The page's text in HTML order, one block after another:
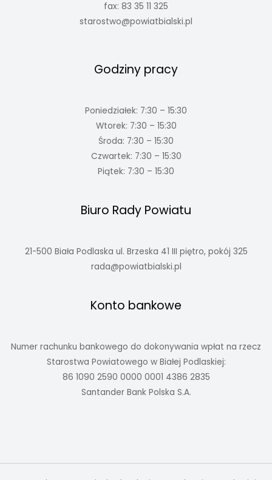
fax: 83 35 11 325
starostwo@powiatbialski.pl
Godziny pracy
Poniedziałek: 7:30 – 15:30
Wtorek: 7:30 – 15:30
Środa: 7:30 – 15:30
Czwartek: 7:30 – 15:30
Piątek: 7:30 – 15:30
Biuro Rady Powiatu
21-500 Biała Podlaska ul. Brzeska 41 III piętro, pokój 325
rada@powiatbialski.pl
Konto bankowe
Numer rachunku bankowego do dokonywania wpłat na rzecz
Starostwa Powiatowego w Białej Podlaskiej:
86 1090 2590 0000 0001 4386 2835
Santander Bank Polska S.A.